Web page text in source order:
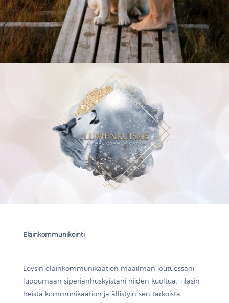
Eläinkommunikointi
Löysin eläinkommunikaation maailman joutuessani
luopumaan siperianhuskyistani niiden kuoltua. Tilasin
heistä kommunikaation ja ällistyin sen tarkoista